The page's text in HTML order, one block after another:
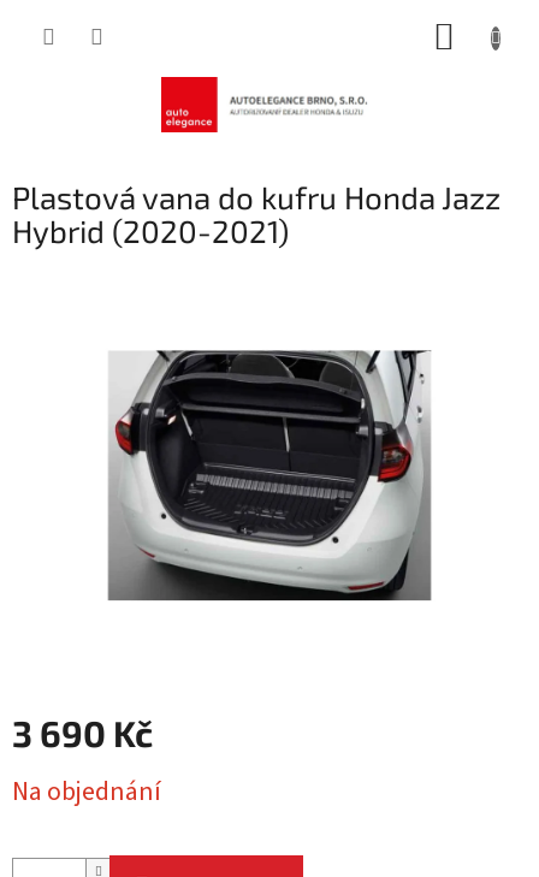
Plastová vana do kufru Honda Jazz
Hybrid (2020-2021)
3 690 Kč
cena:
Na objednání